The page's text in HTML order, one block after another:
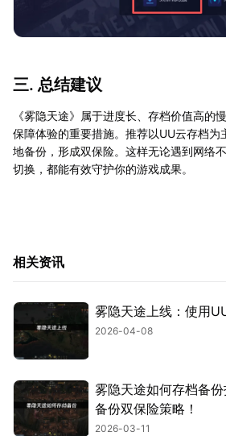
三. 总结建议
《雾隐天途》属于进度长、存档价值高的
保障体验的重要措施。推荐以UU云存档为
地备份，形成双保险。这样无论遇到网络
切换，都能有效守护你的游戏成果。
相关资讯
雾隐天途上线：使用
2026-04-08
雾隐天途如何存档备
备份双保险策略！
2026-03-11